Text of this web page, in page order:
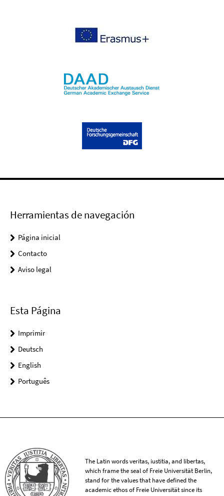
Herramientas de navegación
Página inicial
Contacto
Aviso legal
Esta Página
Imprimir
Deutsch
English
Português
The Latin words veritas, iustitia, and libertas,
which frame the seal of Freie Universität Berlin,
stand for the values that have defined the
academic ethos of Freie Universität since its